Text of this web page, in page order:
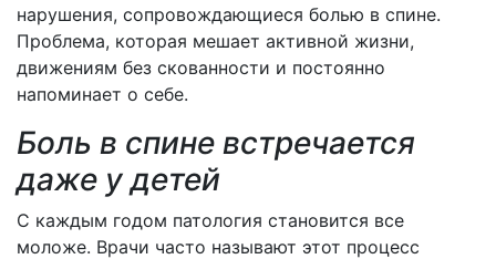
нарушения, сопровождающиеся болью в спине.
Проблема, которая мешает активной жизни,
движениям без скованности и постоянно
напоминает о себе.
Боль в спине встречается
даже у детей
С каждым годом патология становится все
моложе. Врачи часто называют этот процесс